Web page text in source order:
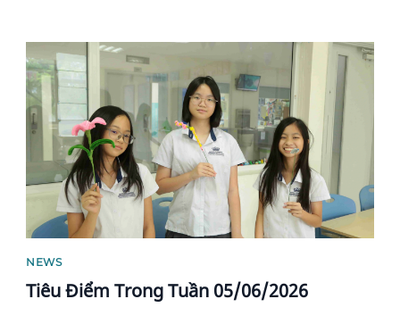
News image
NEWS
Tiêu Điểm Trong Tuần 05/06/2026